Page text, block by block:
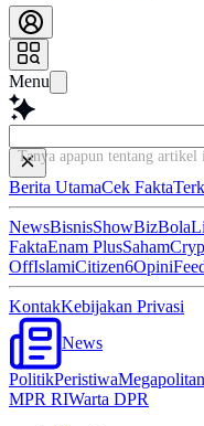
Menu
Tanya apapun tentang artike
Berita UtamaCek Fakta
NewsBisnisShowBizBola
FaktaEnam PlusSaham
OffIslamiCitizen6Opini
KontakKebijakan Privasi
News
PolitikPeristiwaMegapolitan
MPR RIWarta DPR